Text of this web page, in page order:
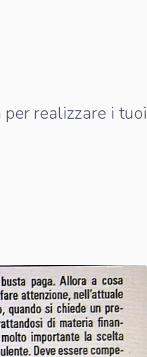
realizzare i tuoi